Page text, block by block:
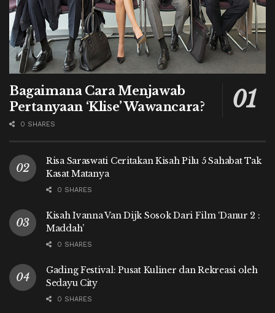
Bagaimana Cara Menjawab
Pertanyaan ‘Klise’ Wawancara?
0 SHARES
Risa Saraswati Ceritakan Kisah Pilu 5 Sahabat Tak
Kasat Matanya
0 SHARES
Kisah Ivanna Van Dijk Sosok Dari Film ‘Danur 2 :
Maddah’
0 SHARES
Gading Festival: Pusat Kuliner dan Rekreasi oleh
Sedayu City
0 SHARES